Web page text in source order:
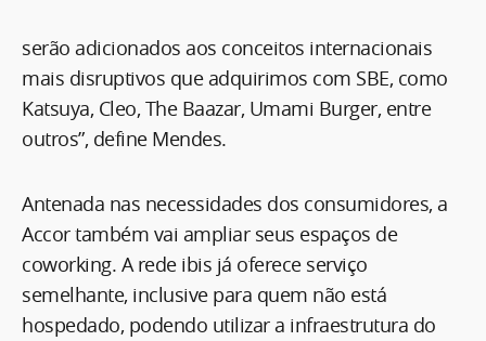
serão adicionados aos conceitos internacionais
mais disruptivos que adquirimos com SBE, como
Katsuya, Cleo, The Baazar, Umami Burger, entre
outros”, define Mendes.
Antenada nas necessidades dos consumidores, a
Accor também vai ampliar seus espaços de
coworking. A rede ibis já oferece serviço
semelhante, inclusive para quem não está
hospedado, podendo utilizar a infraestrutura do